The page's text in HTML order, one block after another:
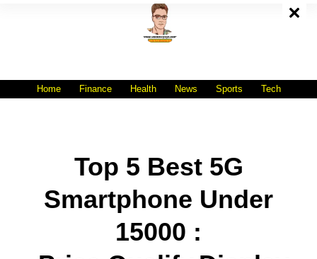
Home Finance Health News Sports Tech
Top 5 Best 5G
Smartphone Under
15000 :